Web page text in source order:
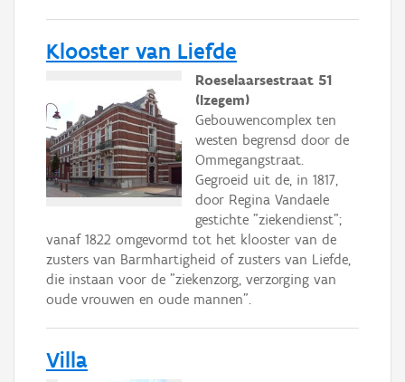
Klooster van Liefde
Roeselaarsestraat 51
(Izegem)
Gebouwencomplex ten
westen begrensd door de
Ommegangstraat.
Gegroeid uit de, in 1817,
door Regina Vandaele
gestichte "ziekendienst";
vanaf 1822 omgevormd tot het klooster van de
zusters van Barmhartigheid of zusters van Liefde,
die instaan voor de "ziekenzorg, verzorging van
oude vrouwen en oude mannen".
Villa